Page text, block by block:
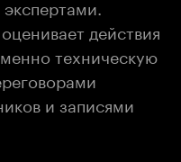
действия
техническую
и записями